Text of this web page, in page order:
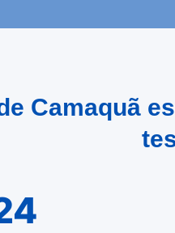
Camaquã